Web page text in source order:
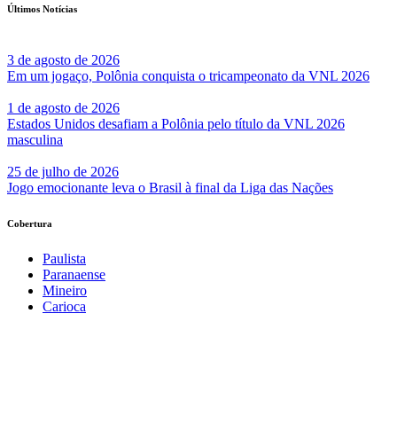
Últimos Notícias
3 de agosto de 2026
Em um jogaço, Polônia conquista o tricampeonato da VNL 2026
1 de agosto de 2026
Estados Unidos desafiam a Polônia pelo título da VNL 2026
masculina
25 de julho de 2026
Jogo emocionante leva o Brasil à final da Liga das Nações
Cobertura
Paulista
Paranaense
Mineiro
Carioca